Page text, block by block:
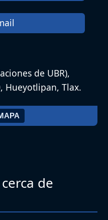
de UBR),
Hueyotlipan, Tlax.
de